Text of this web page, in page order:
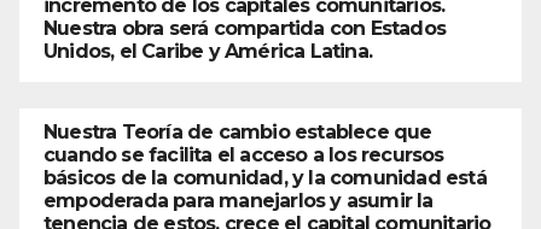
incremento de los capitales comunitarios.
Nuestra obra será compartida con Estados
Unidos, el Caribe y América Latina.
Nuestra Teoría de cambio establece que
cuando se facilita el acceso a los recursos
básicos de la comunidad, y la comunidad está
empoderada para manejarlos y asumir la
tenencia de estos, crece el capital comunitario